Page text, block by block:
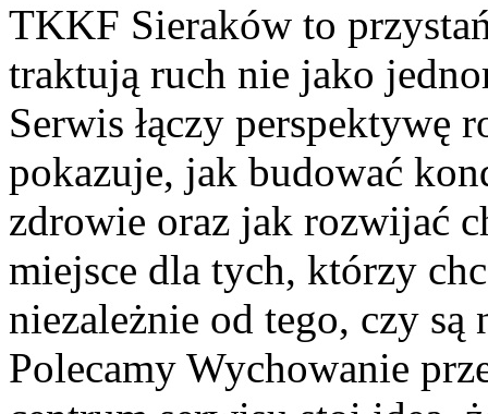
TKKF Sieraków to
traktują ruch nie jako
Serwis łączy perspektywę
pokazuje, jak budować
zdrowie oraz jak rozwijać
miejsce dla tych, którzy
niezależnie od tego, czy
Polecamy Wychowanie